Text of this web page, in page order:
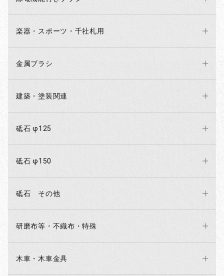
楽器・スポーツ・千社札用
金属ブラシ
建築・塗装関連
砥石 φ125
砥石 φ150
砥石 その他
研磨布等・不織布・特殊
木車・木車金具